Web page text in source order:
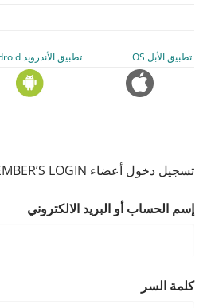
تطبيق الأبل iOS تطبيق الأندرويد Android
تسجيل دخول أعضاء MEMBER’S LOGIN
إسم الحساب أو البريد الالكتروني
كلمة السر